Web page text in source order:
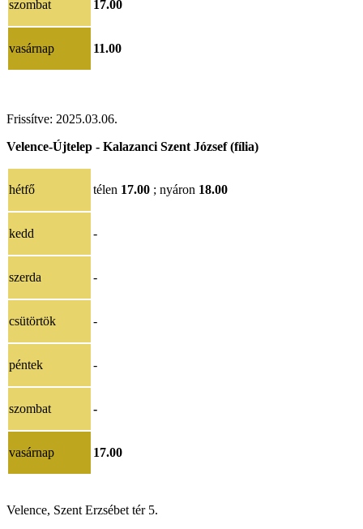
szombat 17.00
vasárnap 11.00
Frissítve: 2025.03.06.
Velence-Újtelep - Kalazanci Szent József (fília)
hétfő télen 17.00 ; nyáron 18.00
kedd -
szerda -
csütörtök -
péntek -
szombat -
vasárnap 17.00
Velence, Szent Erzsébet tér 5.